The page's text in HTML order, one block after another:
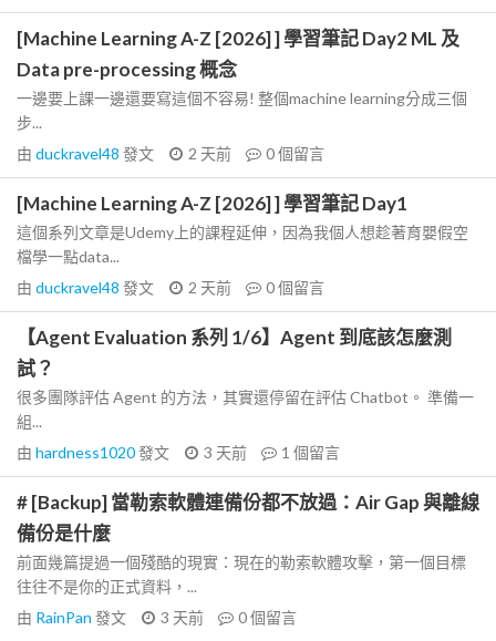
[Machine Learning A-Z [2026] ] 學習筆記 Day2 ML 及
Data pre-processing 概念
一邊要上課一邊還要寫這個不容易! 整個machine learning分成三個
步...
由 duckravel48 發文 2 天前 0個留言
[Machine Learning A-Z [2026] ] 學習筆記 Day1
這個系列文章是Udemy上的課程延伸，因為我個人想趁著育嬰假空
檔學一點data...
由 duckravel48 發文 2 天前 0個留言
【Agent Evaluation 系列 1/6】Agent 到底該怎麼測
試？
很多團隊評估 Agent 的方法，其實還停留在評估 Chatbot。 準備一
組...
由 hardness1020發文 3 天前 1 個留言
# [Backup] 當勒索軟體連備份都不放過：Air Gap 與離線
備份是什麼
前面幾篇提過一個殘酷的現實：現在的勒索軟體攻擊，第一個目標
往往不是你的正式資料，...
由 RainPan 發文 3 天前 0個留言